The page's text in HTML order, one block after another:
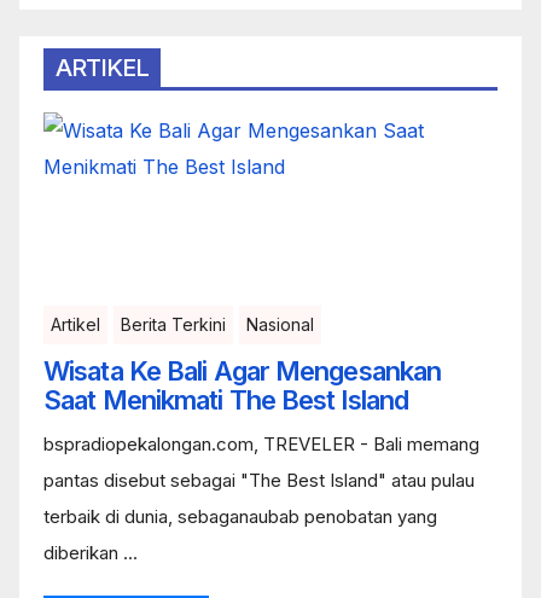
ARTIKEL
Artikel Berita Terkini Nasional
Wisata Ke Bali Agar Mengesankan
Saat Menikmati The Best Island
bspradiopekalongan.com, TREVELER - Bali memang
pantas disebut sebagai "The Best Island" atau pulau
terbaik di dunia, sebaganaubab penobatan yang
diberikan ...